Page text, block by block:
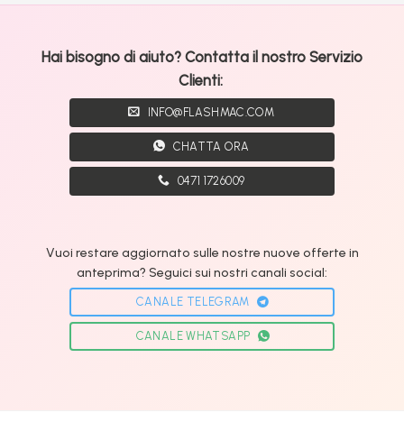
Hai bisogno di aiuto? Contatta il nostro Servizio
Clienti:
INFO@FLASHMAC.COM
CHATTA ORA
0471 1726009
Vuoi restare aggiornato sulle nostre nuove offerte in
anteprima? Seguici sui nostri canali social:
CANALE TELEGRAM
CANALE WHATSAPP